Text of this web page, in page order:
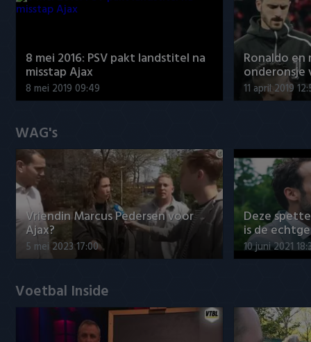
8 mei 2016: PSV pakt landstitel na
misstap Ajax
8 mei 2019 09:49
Ronaldo
onderonsje
11 april 2019
WAG's
Vriendin Marcus Pedersen voor
Ajax?
5 mei 2023 17:00
Deze
is de
10 juni 2021
Voetbal Inside